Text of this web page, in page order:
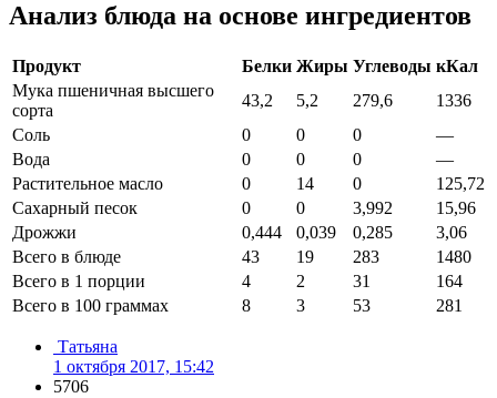
Анализ блюда на основе ингредиентов
Продукт Белки Жиры Углеводы кКал
Мука пшеничная высшего
сорта
43,2 5,2 279,6
1336
Соль
0 0 0
—
Вода
0 0 0
—
Растительное масло
0 14 0
125,72
Сахарный песок
0 0 3,992
15,96
Дрожжи
0,444 0,039 0,285
3,06
Всего в блюде
43 19 283
1480
Всего в 1 порции
4 2 31
164
Всего в 100 граммах
8 3 53 281
Татьяна
1 октября 2017, 15:42
5706